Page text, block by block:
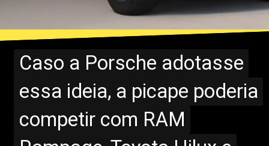
Caso a Porsche adotasse
essa ideia, a picape poderia
competir com RAM
Caso a Porsche adotasse
essa ideia, a picape poderia
competir com RAM